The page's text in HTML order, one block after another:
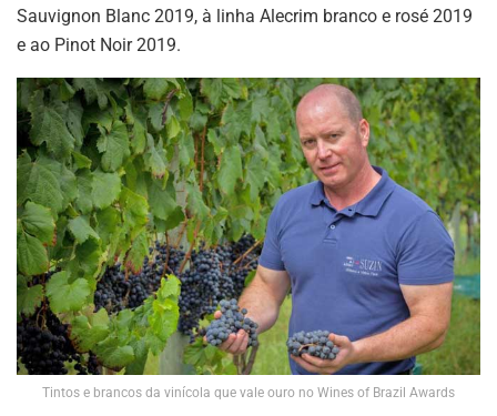
Sauvignon Blanc 2019, à linha Alecrim branco e rosé 2019
e ao Pinot Noir 2019.
Tintos e brancos da vinícola que vale ouro no Wines of Brazil Awards